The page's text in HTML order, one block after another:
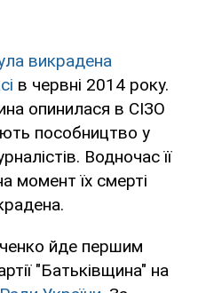
викрадена
в червні 2014 року.
опинилася в СІЗО
пособництво у
Водночас її
момент їх смерті
йде першим
"Батьківщина" на